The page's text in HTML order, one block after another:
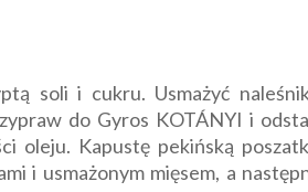
soli i cukru. Usmażyć
do Gyros KOTÁNYI i
oleju. Kapustę pekińską
i usmażonym mięsem, a